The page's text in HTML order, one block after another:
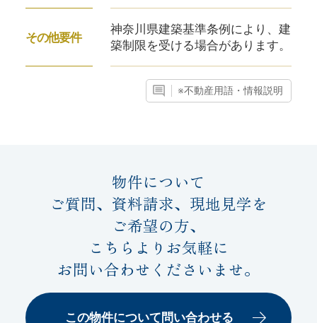
その他要件
神奈川県建築基準条例により、建
築制限を受ける場合があります。
※不動産用語・情報説明
物件について
ご質問、資料請求、現地見学を
ご希望の方、
こちらよりお気軽に
お問い合わせくださいませ。
この物件について問い合わせる